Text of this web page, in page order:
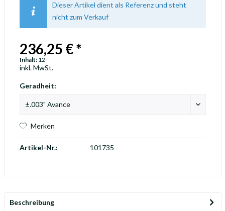
Dieser Artikel dient als Referenz und steht
nicht zum Verkauf
236,25 € *
Inhalt: 12
inkl. MwSt.
Geradheit:
Merken
Artikel-Nr.: 101735
Beschreibung